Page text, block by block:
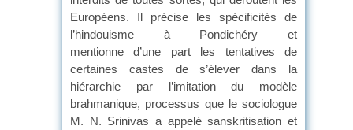
Européens. Il précise les spécificités de
l’hindouisme à Pondichéry et
mentionne d’une part les tentatives de
certaines castes de s’élever dans la
hiérarchie par l’imitation du modèle
brahmanique, processus que le sociologue
M. N. Srinivas a appelé sanskritisation et